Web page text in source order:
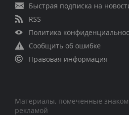
Быстрая подписка на
RSS
Политика
Сообщить об ошибке
Правовая информация
Материалы, помеченные знаком
рекламой